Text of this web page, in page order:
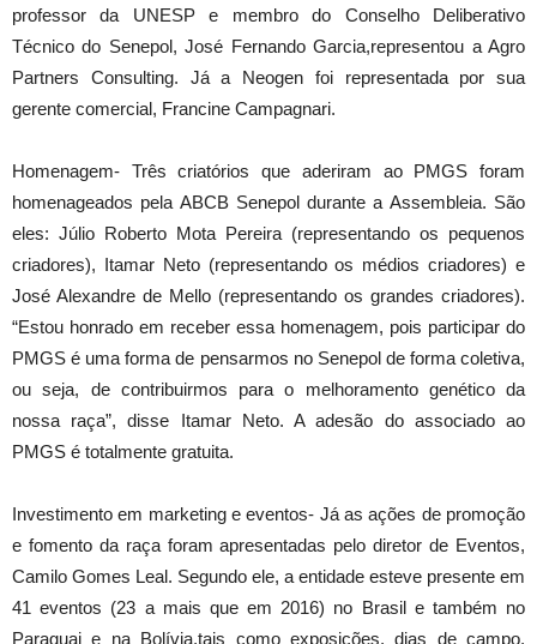
professor da UNESP e membro do Conselho Deliberativo
Técnico do Senepol, José Fernando Garcia,representou a Agro
Partners Consulting. Já a Neogen foi representada por sua
gerente comercial, Francine Campagnari.
Homenagem- Três criatórios que aderiram ao PMGS foram
homenageados pela ABCB Senepol durante a Assembleia. São
eles: Júlio Roberto Mota Pereira (representando os pequenos
criadores), Itamar Neto (representando os médios criadores) e
José Alexandre de Mello (representando os grandes criadores).
“Estou honrado em receber essa homenagem, pois participar do
PMGS é uma forma de pensarmos no Senepol de forma coletiva,
ou seja, de contribuirmos para o melhoramento genético da
nossa raça”, disse Itamar Neto. A adesão do associado ao
PMGS é totalmente gratuita.
Investimento em marketing e eventos- Já as ações de promoção
e fomento da raça foram apresentadas pelo diretor de Eventos,
Camilo Gomes Leal. Segundo ele, a entidade esteve presente em
41 eventos (23 a mais que em 2016) no Brasil e também no
Paraguai e na Bolívia,tais como exposições, dias de campo,